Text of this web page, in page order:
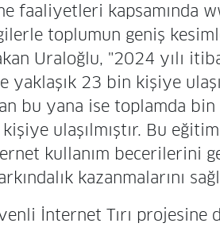
faaliyetleri kapsamında
toplumun geniş
Uraloğlu, "2024 yılı
yaklaşık 23 bin kişiye
bu yana ise toplamda
ulaşılmıştır. Bu
kullanım becerilerini
kazanmalarını
İnternet Tırı projesine